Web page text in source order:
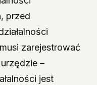
przed
zarejestrować
–
jest